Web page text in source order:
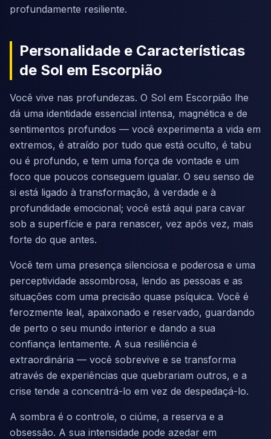
profundamente resiliente.
Personalidade e Características
de Sol em Escorpião
Você vive nas profundezas. O Sol em Escorpião lhe
dá uma identidade essencial intensa, magnética e de
sentimentos profundos — você experimenta a vida em
extremos, é atraído por tudo que está oculto, é tabu
ou é profundo, e tem uma força de vontade e um
foco que poucos conseguem igualar. O seu senso de
si está ligado à transformação, à verdade e à
profundidade emocional; você está aqui para cavar
sob a superfície e para renascer, vez após vez, mais
forte do que antes.
Você tem uma presença silenciosa e poderosa e uma
perceptividade assombrosa, lendo as pessoas e as
situações com uma precisão quase psíquica. Você é
ferozmente leal, apaixonado e reservado, guardando
de perto o seu mundo interior e dando a sua
confiança lentamente. A sua resiliência é
extraordinária — você sobrevive e se transforma
através de experiências que quebrariam outros, e a
crise tende a concentrá-lo em vez de despedaçá-lo.
A sombra é o controle, o ciúme, a reserva e a
obsessão. A sua intensidade pode azedar em